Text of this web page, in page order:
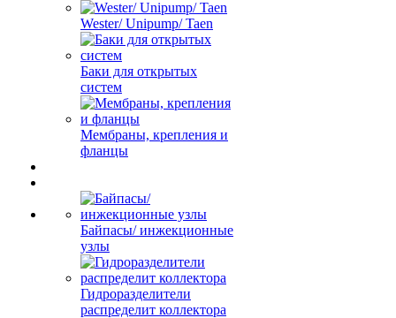
Wester/ Unipump/ Taen
Баки для открытых
систем
Мембраны, крепления и
фланцы
Байпасы/ инжекционные
узлы
Гидроразделители
распределит коллектора